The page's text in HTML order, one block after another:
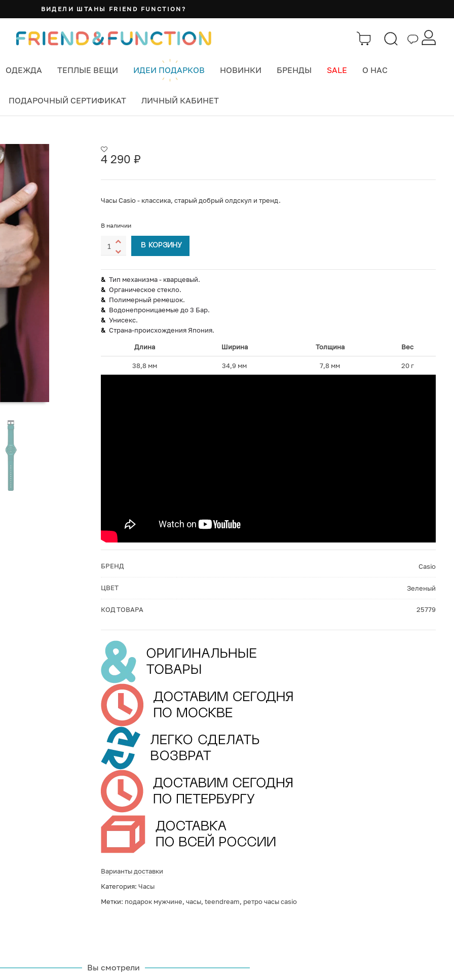
ВИДЕЛИ ШТАНЫ FRIEND FUNCTION?
ОДЕЖДА ТЕПЛЫЕ ВЕЩИ ИДЕИ ПОДАРКОВ НОВИНКИ БРЕНДЫ SALE О НАС
ПОДАРОЧНЫЙ СЕРТИФИКАТ ЛИЧНЫЙ КАБИНЕТ
4 290 ₽
Часы Casio - классика, старый добрый олдскул и тренд.
В наличии
В КОРЗИНУ
Тип механизма - кварцевый.
Органическое стекло.
Полимерный ремешок.
Водонепроницаемые до 3 Бар.
Унисекс.
Страна-происхождения Япония.
Длина Ширина Толщина Вес
38,8 мм 34,9 мм 7,8 мм 20 г
БРЕНД Casio
ЦВЕТ Зеленый
КОД ТОВАРА 25779
Варианты доставки
Категория: Часы
Метки: подарок мужчине, часы, teendream, ретро часы casio
Вы смотрели